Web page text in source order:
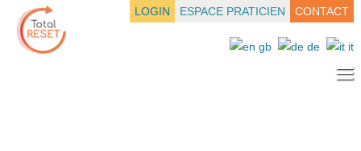
LOGIN ESPACE PRATICIEN CONTACT
≡